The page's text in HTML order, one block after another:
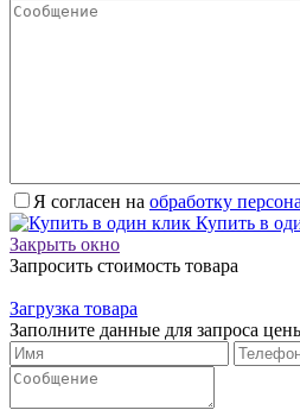
Я согласен на обработку
Купить в
Закрыть окно
Запросить стоимость товара
Загрузка товара
Заполните данные для запроса